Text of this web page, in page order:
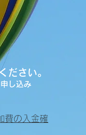
ださい。
し込み
費の入金確